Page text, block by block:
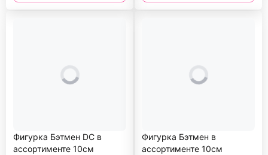
Фигурка Бэтмен DC в
ассортименте 10см
Фигурка Бэтмен в
ассортименте 10см